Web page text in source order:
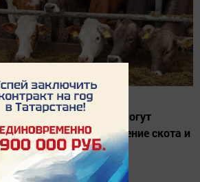
республики могут
затрат на приобретение скота и